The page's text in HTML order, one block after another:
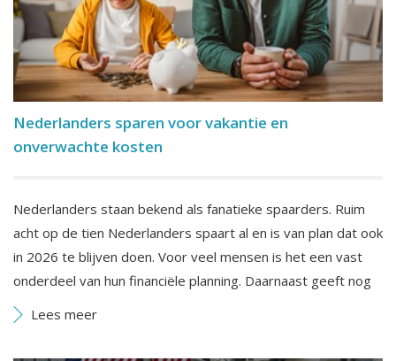
Nederlanders sparen voor vakantie en
onverwachte kosten
Nederlanders staan bekend als fanatieke spaarders. Ruim
acht op de tien Nederlanders spaart al en is van plan dat ook
in 2026 te blijven doen. Voor veel mensen is het een vast
onderdeel van hun financiële planning. Daarnaast geeft nog
Lees meer